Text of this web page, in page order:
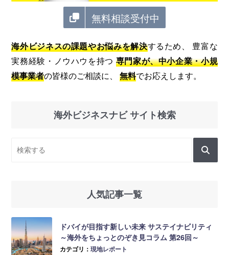
無料相談受付中
海外ビジネスの課題やお悩みを解決するため、 豊富な
実務経験・ノウハウを持つ 専門家が、中小企業・小規
模事業者の皆様のご相談に、無料でお応えします。
海外ビジネスナビ サイト検索
人気記事一覧
ドバイが目指す新しい未来 サステイナビリティ
～海外をちょっとのぞき見コラム 第26回～
カテゴリ：現地レポート